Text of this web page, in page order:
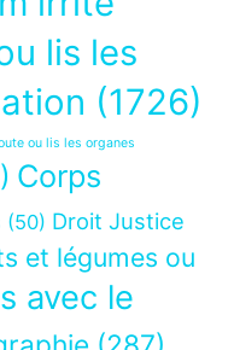
lis les
(1726)
ou lis les organes
Corps
(50) Droit Justice
et légumes ou
avec le